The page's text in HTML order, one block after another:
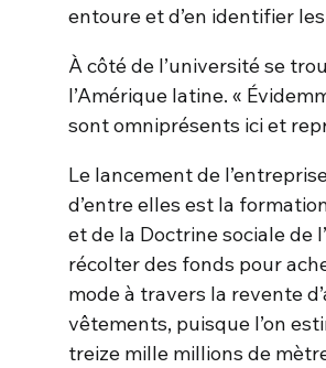
entoure et d’en identifier
À côté de l’université se
l’Amérique latine. «
sont omniprésents ici et
Le lancement de
d’entre elles est la
et de la Doctrine sociale de
récolter des fonds pour
mode à travers la revente
vêtements, puisque l’on
treize mille millions de